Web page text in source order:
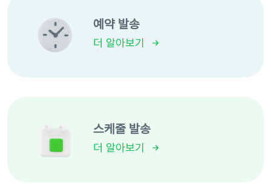
예약 발송
더 알아보기
스케줄 발송
더 알아보기